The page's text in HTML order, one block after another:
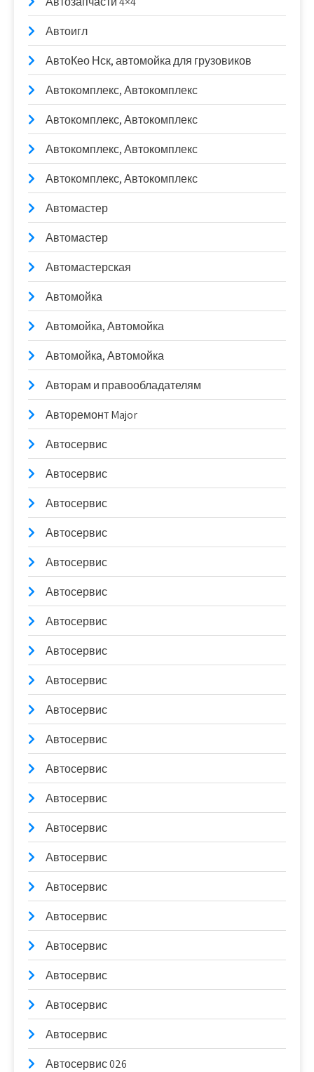
Автоигл
АвтоКео Нск, автомойка для грузовиков
Автокомплекс, Автокомплекс
Автокомплекс, Автокомплекс
Автокомплекс, Автокомплекс
Автокомплекс, Автокомплекс
Автомастер
Автомастер
Автомастерская
Автомойка
Автомойка, Автомойка
Автомойка, Автомойка
Авторам и правообладателям
Авторемонт Major
Автосервис
Автосервис
Автосервис
Автосервис
Автосервис
Автосервис
Автосервис
Автосервис
Автосервис
Автосервис
Автосервис
Автосервис
Автосервис
Автосервис
Автосервис
Автосервис
Автосервис
Автосервис
Автосервис
Автосервис
Автосервис
Автосервис 026